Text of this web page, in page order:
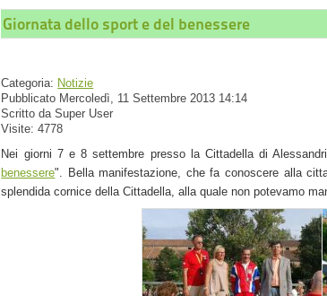
Giornata dello sport e del benessere
Categoria: Notizie
Pubblicato Mercoledì, 11 Settembre 2013 14:14
Scritto da Super User
Visite: 4778
Nei giorni 7 e 8 settembre presso la Cittadella di
benessere". Bella manifestazione, che fa conoscere alla
splendida cornice della Cittadella, alla quale non potevamo